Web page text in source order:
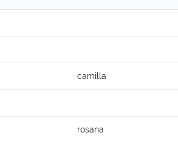
camilla
rosana